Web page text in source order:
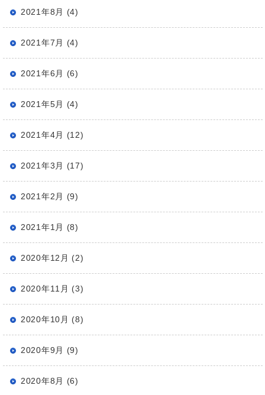
2021年8月 (4)
2021年7月 (4)
2021年6月 (6)
2021年5月 (4)
2021年4月 (12)
2021年3月 (17)
2021年2月 (9)
2021年1月 (8)
2020年12月 (2)
2020年11月 (3)
2020年10月 (8)
2020年9月 (9)
2020年8月 (6)